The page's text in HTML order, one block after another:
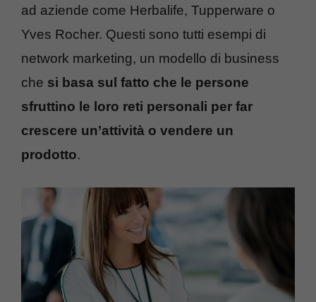
ad aziende come Herbalife, Tupperware o
Yves Rocher. Questi sono tutti esempi di
network marketing, un modello di business
che si basa sul fatto che le persone
sfruttino le loro reti personali per far
crescere un’attività o vendere un
prodotto.